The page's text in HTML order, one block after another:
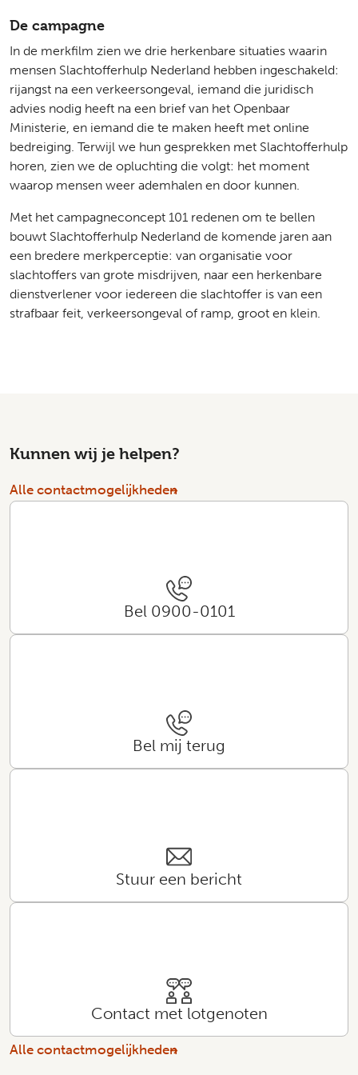
De campagne
In de merkfilm zien we drie herkenbare situaties waarin
mensen Slachtofferhulp Nederland hebben ingeschakeld:
rijangst na een verkeersongeval, iemand die juridisch
advies nodig heeft na een brief van het Openbaar
Ministerie, en iemand die te maken heeft met online
bedreiging. Terwijl we hun gesprekken met Slachtofferhulp
horen, zien we de opluchting die volgt: het moment
waarop mensen weer ademhalen en door kunnen.
Met het campagneconcept 101 redenen om te bellen
bouwt Slachtofferhulp Nederland de komende jaren aan
een bredere merkperceptie: van organisatie voor
slachtoffers van grote misdrijven, naar een herkenbare
dienstverlener voor iedereen die slachtoffer is van een
strafbaar feit, verkeersongeval of ramp, groot en klein.
Kunnen wij je helpen?
Alle contactmogelijkheden
Bel 0900-0101
Bel mij terug
Stuur een bericht
Contact met lotgenoten
Alle contactmogelijkheden